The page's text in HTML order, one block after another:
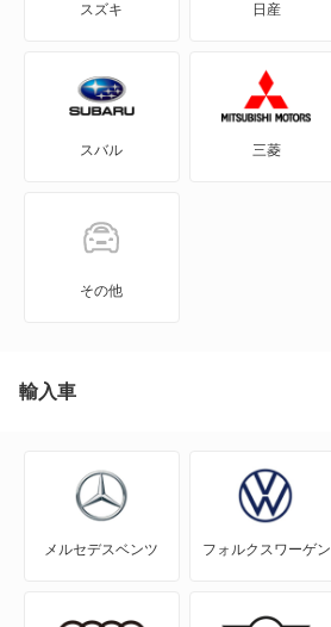
N BOX スラッシュ
N-VAN e:
NSX
NSX ハイブリッド
スズキ 日産
スバル 三菱
その他
輸入車
メルセデスベンツ フォルクスワーゲン